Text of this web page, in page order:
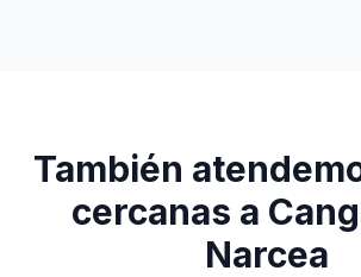
También
cercanas a
Narcea